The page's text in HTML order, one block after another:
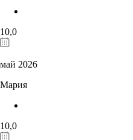
10,0
май 2026
Мария
10,0